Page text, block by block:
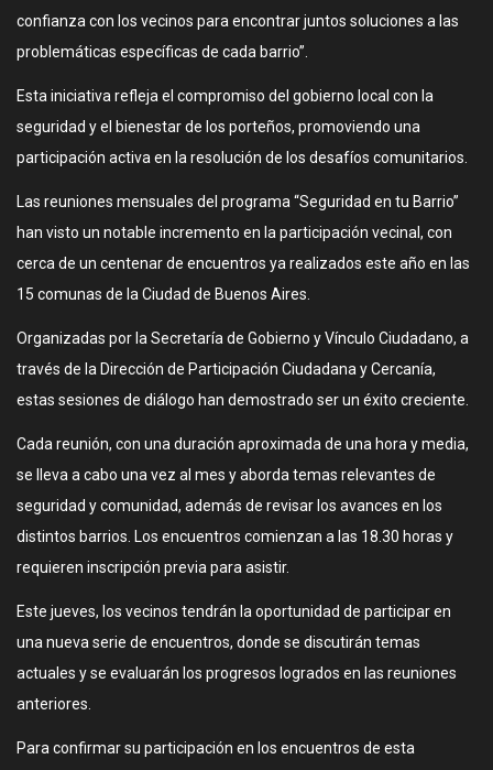
confianza con los vecinos para encontrar juntos soluciones a las
problemáticas específicas de cada barrio”.
Esta iniciativa refleja el compromiso del gobierno local con la
seguridad y el bienestar de los porteños, promoviendo una
participación activa en la resolución de los desafíos comunitarios.
Las reuniones mensuales del programa “Seguridad en tu Barrio”
han visto un notable incremento en la participación vecinal, con
cerca de un centenar de encuentros ya realizados este año en las
15 comunas de la Ciudad de Buenos Aires.
Organizadas por la Secretaría de Gobierno y Vínculo Ciudadano, a
través de la Dirección de Participación Ciudadana y Cercanía,
estas sesiones de diálogo han demostrado ser un éxito creciente.
Cada reunión, con una duración aproximada de una hora y media,
se lleva a cabo una vez al mes y aborda temas relevantes de
seguridad y comunidad, además de revisar los avances en los
distintos barrios. Los encuentros comienzan a las 18.30 horas y
requieren inscripción previa para asistir.
Este jueves, los vecinos tendrán la oportunidad de participar en
una nueva serie de encuentros, donde se discutirán temas
actuales y se evaluarán los progresos logrados en las reuniones
anteriores.
Para confirmar su participación en los encuentros de esta